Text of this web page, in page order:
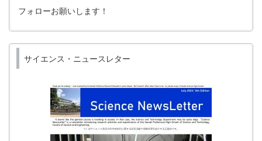
フォローお願いします！
サイエンス・ニュースレター